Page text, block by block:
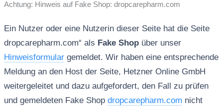
Achtung: Hinweis auf Fake Shop: dropcarepharm.com
Ein Nutzer oder eine Nutzerin dieser Seite hat die Seite
dropcarepharm.com“ als Fake Shopüber unser
Hinweisformulargemeldet. Wir haben eine entsprechende
Meldung an den Host der Seite, Hetzner Online GmbH
weitergeleitet und dazu aufgefordert, den Fall zu prüfen
und gemeldeten Fake Shop dropcarepharm.com nicht